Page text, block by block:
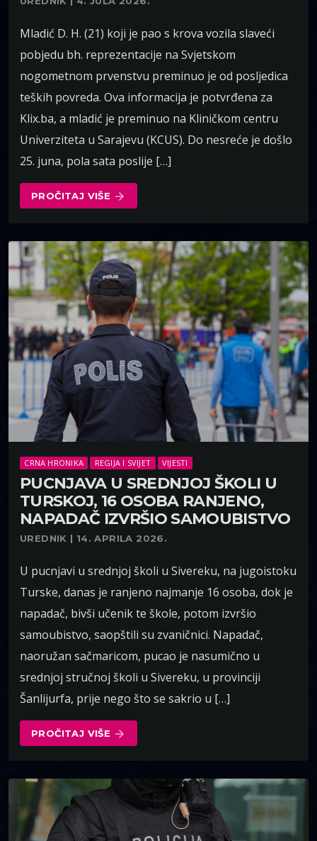
Mladić D. H. (21) koji je pao s krova vozila slaveći
pobjedu bh. reprezentacije na Svjetskom
nogometnom prvenstvu preminuo je od posljedica
teških povreda. Ova informacija je potvrđena za
Klix.ba, a mladić je preminuo na Kliničkom centru
Univerziteta u Sarajevu (KCUS). Do nesreće je došlo
25. juna, pola sata poslije […]
PROČITAJ VIŠE arrow_forward
CRNA HRONIKA REGIJA I SVIJET VIJESTI
PUCNJAVA U SREDNJOJ ŠKOLI U
TURSKOJ, 16 OSOBA RANJENO,
NAPADAČ IZVRŠIO SAMOUBISTVO
UREDNIK | 14. APRILA 2026.
U pucnjavi u srednjoj školi u Sivereku, na jugoistoku
Turske, danas je ranjeno najmanje 16 osoba, dok je
napadač, bivši učenik te škole, potom izvršio
samoubistvo, saopštili su zvaničnici. Napadač,
naoružan sačmaricom, pucao je nasumično u
srednjoj stručnoj školi u Sivereku, u provinciji
Šanlijurfa, prije nego što se sakrio u […]
PROČITAJ VIŠE arrow_forward